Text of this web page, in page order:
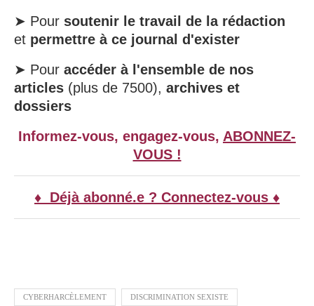
➤ Pour soutenir le travail de la rédaction
et permettre à ce journal d'exister
➤ Pour accéder à l'ensemble de nos
articles (plus de 7500), archives et
dossiers
Informez-vous, engagez-vous, ABONNEZ-
VOUS !
♦ Déjà abonné.e ? Connectez-vous ♦
CYBERHARCÈLEMENT DISCRIMINATION SEXISTE